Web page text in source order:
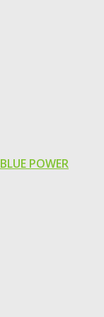
POWER